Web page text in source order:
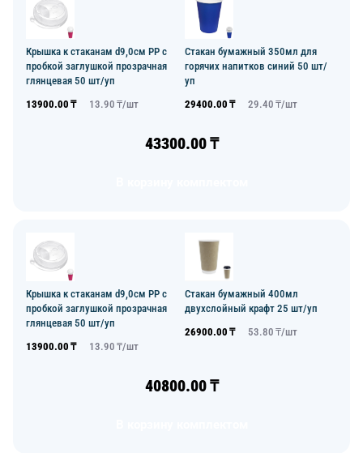
Крышка к стаканам d9,0см PP с
пробкой заглушкой прозрачная
глянцевая 50 шт/уп
13900.00 ₸ 13.90 ₸/шт
Стакан бумажный 350мл для
горячих напитков синий 50 шт/
уп
29400.00 ₸ 29.40 ₸/шт
43300.00₸
Крышка к стаканам d9,0см PP с
пробкой заглушкой прозрачная
глянцевая 50 шт/уп
13900.00 ₸ 13.90 ₸/шт
Стакан бумажный 400мл
двухслойный крафт 25 шт/уп
26900.00 ₸ 53.80 ₸/шт
40800.00₸